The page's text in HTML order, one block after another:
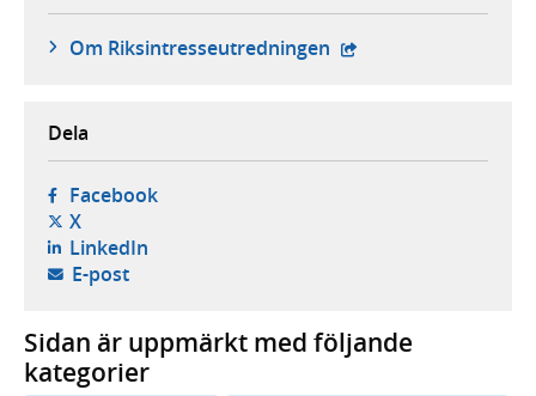
Om Riksintresseutredningen - extern webbplats,
Dela
Facebook- öppnas i ny flik, extern webbplats,
X- öppnas i ny flik, extern webbplats,
LinkedIn- öppnas i ny flik, extern webbplats,
E-post- öppnar din e-postklient,
Sidan är uppmärkt med följande
kategorier